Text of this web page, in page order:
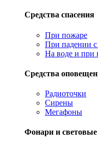
Средства спасения
При пожаре
При падении
На воде и при
Средства
Радиоточки
Сирены
Мегафоны
Фонари и